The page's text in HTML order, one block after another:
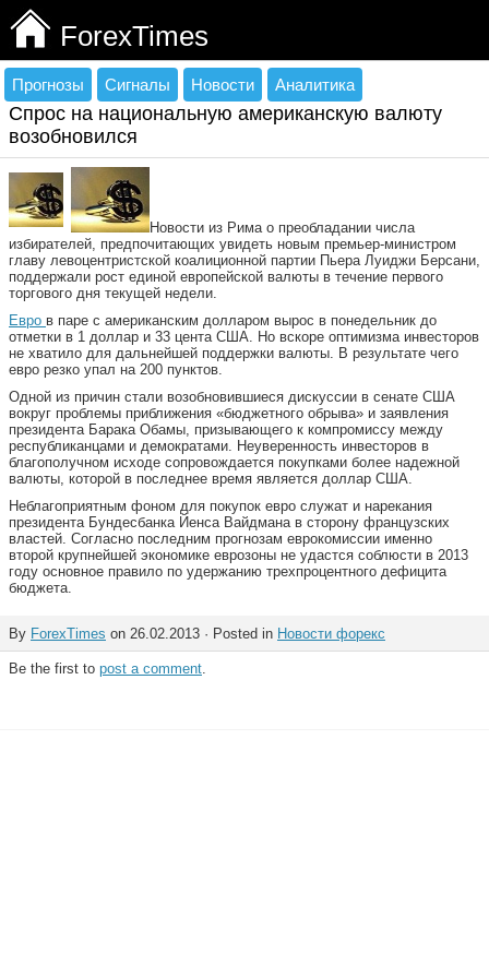
ForexTimes
Прогнозы Сигналы Новости Аналитика
Спрос на национальную американскую валюту
возобновился
Новости из Рима о преобладании числа
избирателей, предпочитающих увидеть новым премьер-министром
главу левоцентристской коалиционной партии Пьера Луиджи Берсани,
поддержали рост единой европейской валюты в течение первого
торгового дня текущей недели.
Евро в паре с американским долларом вырос в понедельник до
отметки в 1 доллар и 33 цента США. Но вскоре оптимизма инвесторов
не хватило для дальнейшей поддержки валюты. В результате чего
евро резко упал на 200 пунктов.
Одной из причин стали возобновившиеся дискуссии в сенате США
вокруг проблемы приближения «бюджетного обрыва» и заявления
президента Барака Обамы, призывающего к компромиссу между
республиканцами и демократами. Неуверенность инвесторов в
благополучном исходе сопровождается покупками более надежной
валюты, которой в последнее время является доллар США.
Неблагоприятным фоном для покупок евро служат и нарекания
президента Бундесбанка Йенса Вайдмана в сторону французских
властей. Согласно последним прогнозам еврокомиссии именно
второй крупнейшей экономике еврозоны не удастся соблюсти в 2013
году основное правило по удержанию трехпроцентного дефицита
бюджета.
By ForexTimes on 26.02.2013 · Posted in Новости форекс
Be the first to post a comment.